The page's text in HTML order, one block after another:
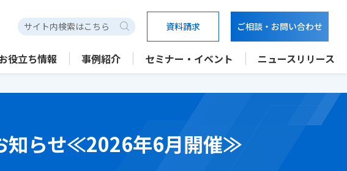
役立ち情報 事例紹介 セミナー・イベント ニュースリリース
検索 資料請求 ご相談・お問い合わせ
知らせ≪2026年6月開催≫